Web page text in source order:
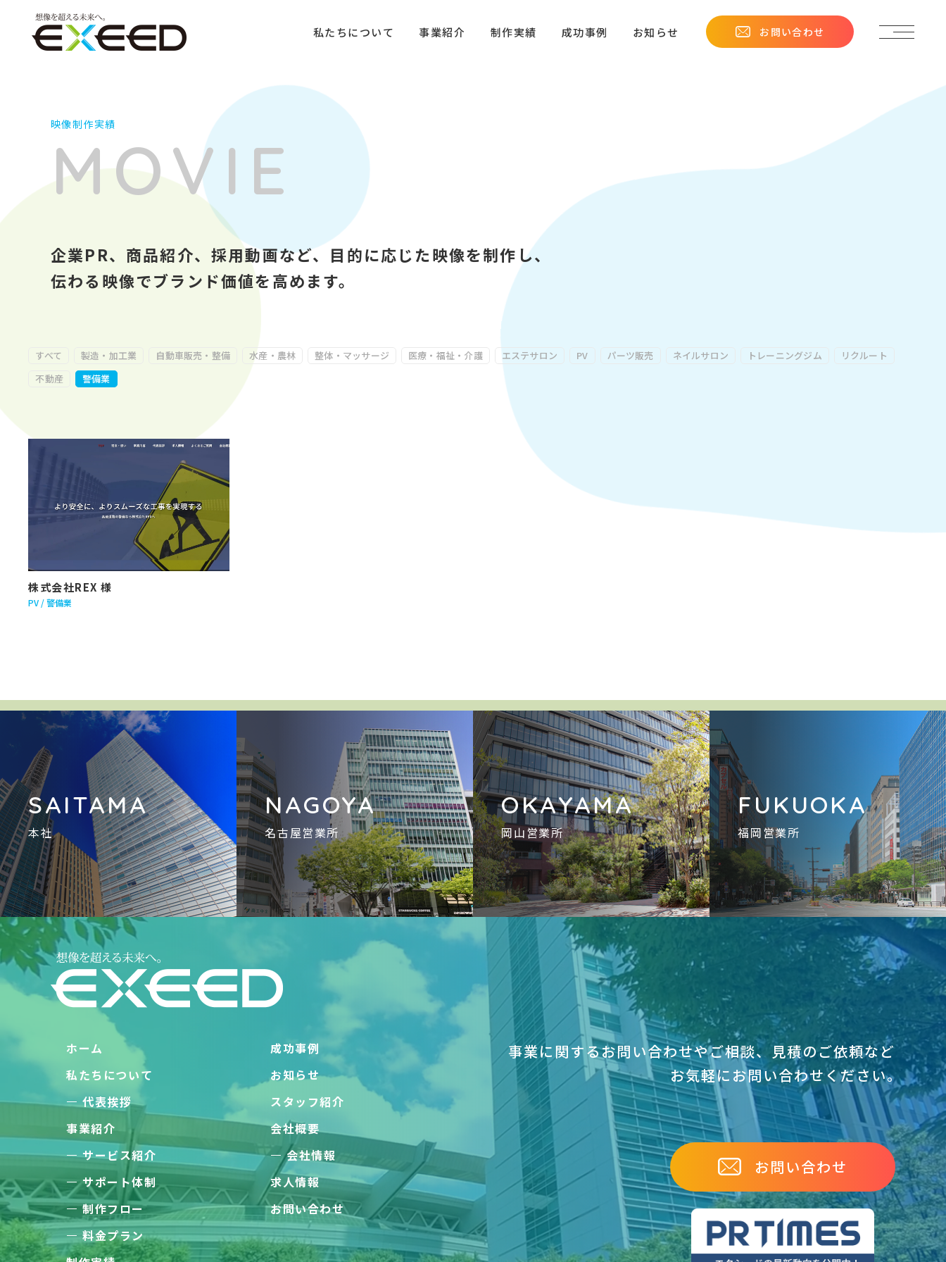
私たちについて 事業紹介 制作実績 成功事例 お知らせ お問い合わせ
映像制作実績
MOVIE
企業PR、商品紹介、採用動画など、目的に応じた映像を制作し、
伝わる映像でブランド価値を高めます。
すべて 製造・加工業 自動車販売・整備 水産・農林 整体・マッサージ 医療・福祉・介護 エステサロン PV パーツ販売 ネイルサロン トレーニングジム
リクルート
不動産
警備業
株式会社REX 様
PV 警備業
SAITAMA
本社
NAGOYA
名古屋営業所
OKAYAMA
岡山営業所
FUKUOKA
福岡営業所
ホーム
私たちについて
代表挨拶
事業紹介
サービス紹介
サポート体制
制作フロー
料金プラン
成功事例
お知らせ
スタッフ紹介
会社概要
会社情報
求人情報
お問い合わせ
事業に関するお問い合わせやご相談、見積のご依頼など
お気軽にお問い合わせください｡
お問い合わせ